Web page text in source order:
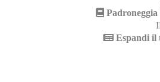
Espandi il